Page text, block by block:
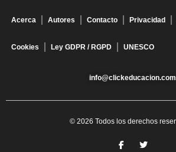
Acerca Autores Contacto Privacidad
Cookies Ley GDPR / RGPD UNESCO
info@clickeducacion.com
© 2026 Todos los derechos